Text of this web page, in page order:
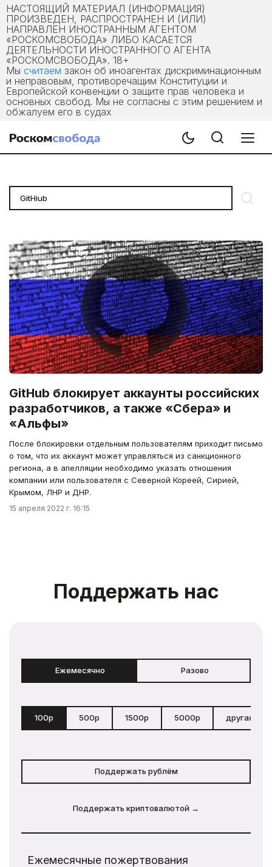
НАСТОЯЩИЙ МАТЕРИАЛ (ИНФОРМАЦИЯ)
ПРОИЗВЕДЕН, РАСПРОСТРАНЕН И (ИЛИ)
НАПРАВЛЕН ИНОСТРАННЫМ АГЕНТОМ
«РОСКОМСВОБОДА» ЛИБО КАСАЕТСЯ
ДЕЯТЕЛЬНОСТИ ИНОСТРАННОГО АГЕНТА
«РОСКОМСВОБОДА». 18+
Мы считаем закон об иноагентах дискриминационным
и неправовым, противоречащим Конституции и
Европейской конвенции о защите прав человека и
основных свобод. Мы не согласны с этим решением и
обжалуем его в судах
GitHub блокирует аккаунты российских
разработчиков, а также «Сбера» и
«Альфы»
После блокировки отдельным пользователям приходит письмо
о том, что их аккаунт может управляться из санкционного
региона, а в апелляции необходимо указать отношения
компании или пользователя с Северной Кореей, Сирией,
Крымом, ЛНР и ДНР.
15 апреля 2022 г. 16:15
Поддержать нас
Ежемесячно Разово
100р 500р 1500р 5000р другая
Поддержать рублём
Поддержать криптовалютой →
Ежемесячные пожертвования